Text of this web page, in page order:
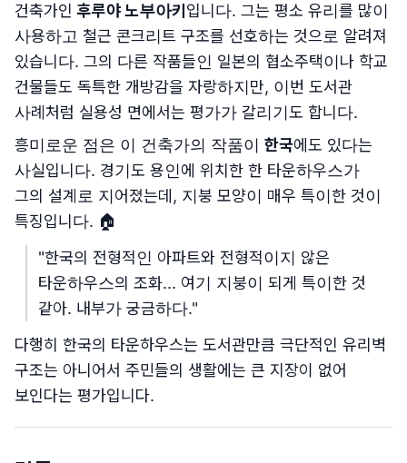
건축가인후루야 노부아키 입니다. 그는 평소 유리를 많이
사용하고 철근 콘크리트 구조를 선호하는 것으로 알려져
있습니다. 그의 다른 작품들인 일본의 협소주택이나 학교
건물들도 독특한 개방감을 자랑하지만, 이번 도서관
사례처럼 실용성 면에서는 평가가 갈리기도 합니다.
흥미로운 점은 이 건축가의 작품이 한국에도 있다는
사실입니다. 경기도 용인에 위치한 한 타운하우스가
그의 설계로 지어졌는데, 지붕 모양이 매우 특이한 것이
특징입니다. 🏠
"한국의 전형적인 아파트와 전형적이지 않은
타운하우스의 조화... 여기 지붕이 되게 특이한 것
같아. 내부가 궁금하다."
다행히 한국의 타운하우스는 도서관만큼 극단적인 유리벽
구조는 아니어서 주민들의 생활에는 큰 지장이 없어
보인다는 평가입니다.